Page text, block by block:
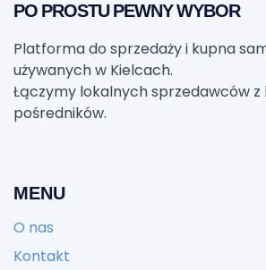
PO PROSTU PEWNY WYBOR
Platforma do sprzedaży i kupna
używanych w Kielcach.
Łączymy lokalnych sprzedawców z
pośredników.
MENU
O nas
Kontakt